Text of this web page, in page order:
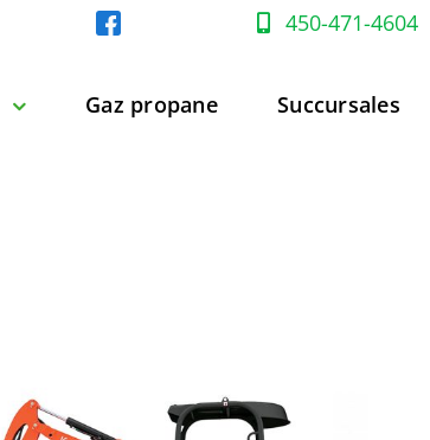
450-471-4604
Gaz propane Succursales